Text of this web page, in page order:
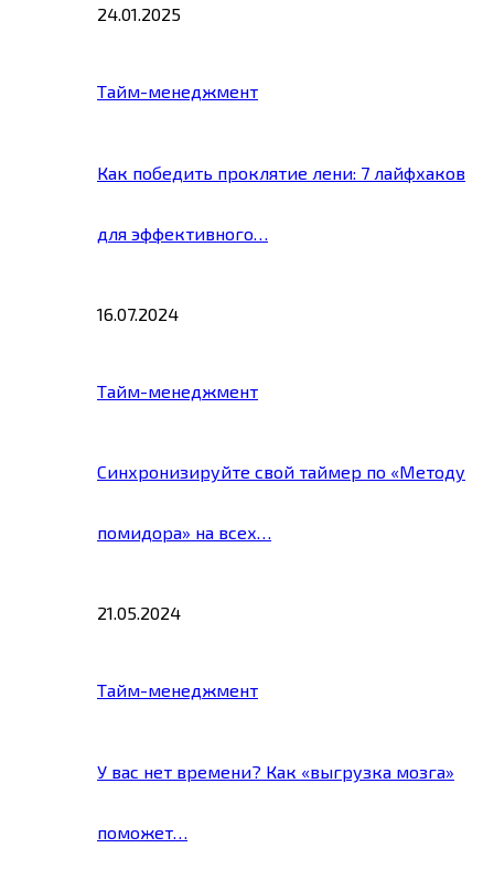
24.01.2025
Тайм-менеджмент
Как победить проклятие лени: 7 лайфхаков
для эффективного…
16.07.2024
Тайм-менеджмент
Синхронизируйте свой таймер по «Методу
помидора» на всех…
21.05.2024
Тайм-менеджмент
У вас нет времени? Как «выгрузка мозга»
поможет…